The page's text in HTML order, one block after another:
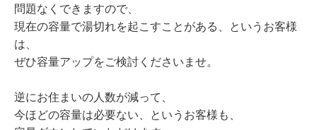
問題なくできますので、
現在の容量で湯切れを起こすことがある、というお客様
は、
ぜひ容量アップをご検討くださいませ。
逆にお住まいの人数が減って、
今ほどの容量は必要ない、というお客様も、